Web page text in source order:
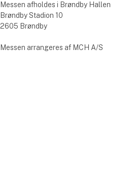
Messen afholdes i Brøndby Hallen
Brøndby Stadion 10
2605 Brøndby
Messen arrangeres af MCH A/S